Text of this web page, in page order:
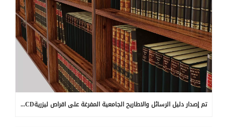
تم إصدار دليل الرسائل والاطاريح الجامعية المفرغة على اقراص ليزريةCD لطلبة جامعة ذي قار (الماجستير _ الدكتوراه ) الجزء الاول للأعوام ٢٠١٨-٢٠١٩.